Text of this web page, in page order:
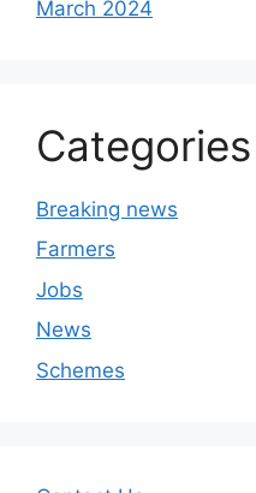
March 2024
Categories
Breaking news
Farmers
Jobs
News
Schemes